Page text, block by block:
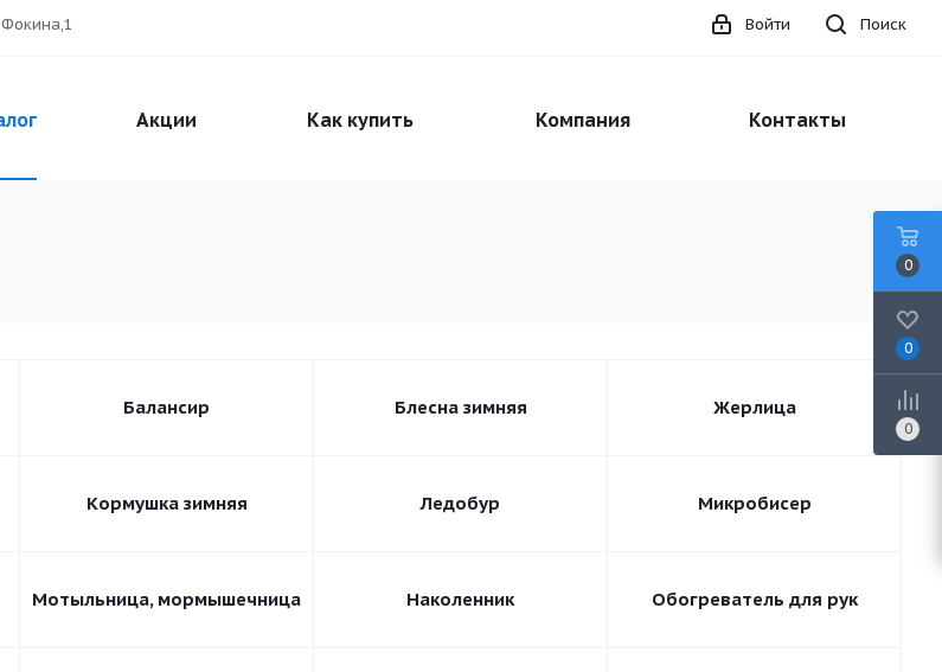
Фокина,1 Поиск
Войти
Акции Как купить Компания Контакты
Балансир Блесна зимняя Жерлица
Кормушка зимняя Ледобур Микробисер
Мотыльница, мормышечница Наколенник Обогреватель для рук
0
0
0